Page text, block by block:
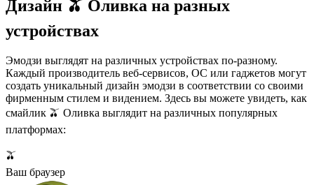
Дизайн 🫒 Оливка на разных
устройствах
Эмодзи выглядят на различных устройствах по-разному.
Каждый производитель веб-сервисов, ОС или гаджетов могут
создать уникальный дизайн эмодзи в соответствии со своими
фирменным стилем и видением. Здесь вы можете увидеть, как
смайлик 🫒 Оливка выглядит на различных популярных
платформах:
🫒
Ваш браузер